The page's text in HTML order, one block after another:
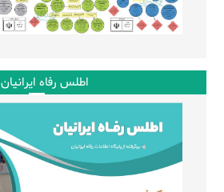
اطلس رفاه ایرانیان